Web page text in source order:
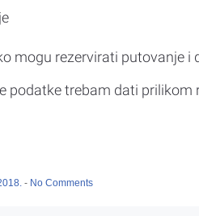
mogu rezervirati putovanje i
podatke trebam dati prilikom
- No Comments